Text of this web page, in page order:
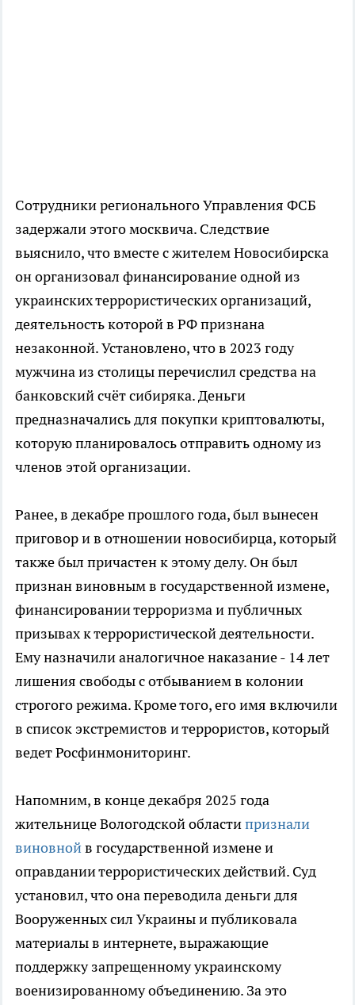
Сотрудники регионального Управления ФСБ
задержали этого москвича. Следствие
выяснило, что вместе с жителем Новосибирска
он организовал финансирование одной из
украинских террористических организаций,
деятельность которой в РФ признана
незаконной. Установлено, что в 2023 году
мужчина из столицы перечислил средства на
банковский счёт сибиряка. Деньги
предназначались для покупки криптовалюты,
которую планировалось отправить одному из
членов этой организации.
Ранее, в декабре прошлого года, был вынесен
приговор и в отношении новосибирца, который
также был причастен к этому делу. Он был
признан виновным в государственной измене,
финансировании терроризма и публичных
призывах к террористической деятельности.
Ему назначили аналогичное наказание - 14 лет
лишения свободы с отбыванием в колонии
строгого режима. Кроме того, его имя включили
в список экстремистов и террористов, который
ведет Росфинмониторинг.
Напомним, в конце декабря 2025 года
жительнице Вологодской областипризнали
виновнойв государственной измене и
оправдании террористических действий. Суд
установил, что она переводила деньги для
Вооруженных сил Украины и публиковала
материалы в интернете, выражающие
поддержку запрещенному украинскому
военизированному объединению. За это